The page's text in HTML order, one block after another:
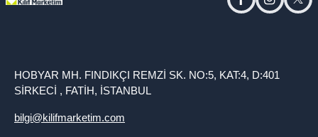
facebookinstagram
HOBYAR MH. FINDIKÇI REMZİ SK. NO:5, KAT:4, D:401
SİRKECİ , FATİH, İSTANBUL
bilgi@kilifmarketim.com